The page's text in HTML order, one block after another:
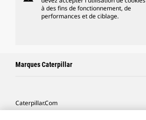
à des fins de fonctionnement, de
performances et de ciblage.
Marques Caterpillar
Caterpillar.com